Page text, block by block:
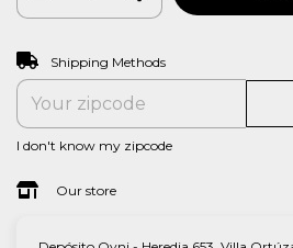
Shipping for zipcode:
Shipping Methods
I don't know my zipcode
Our store